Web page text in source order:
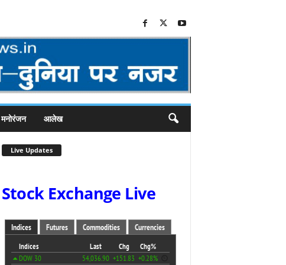
मनोरंजन आलेख
Live Updates
Stock Exchange Live